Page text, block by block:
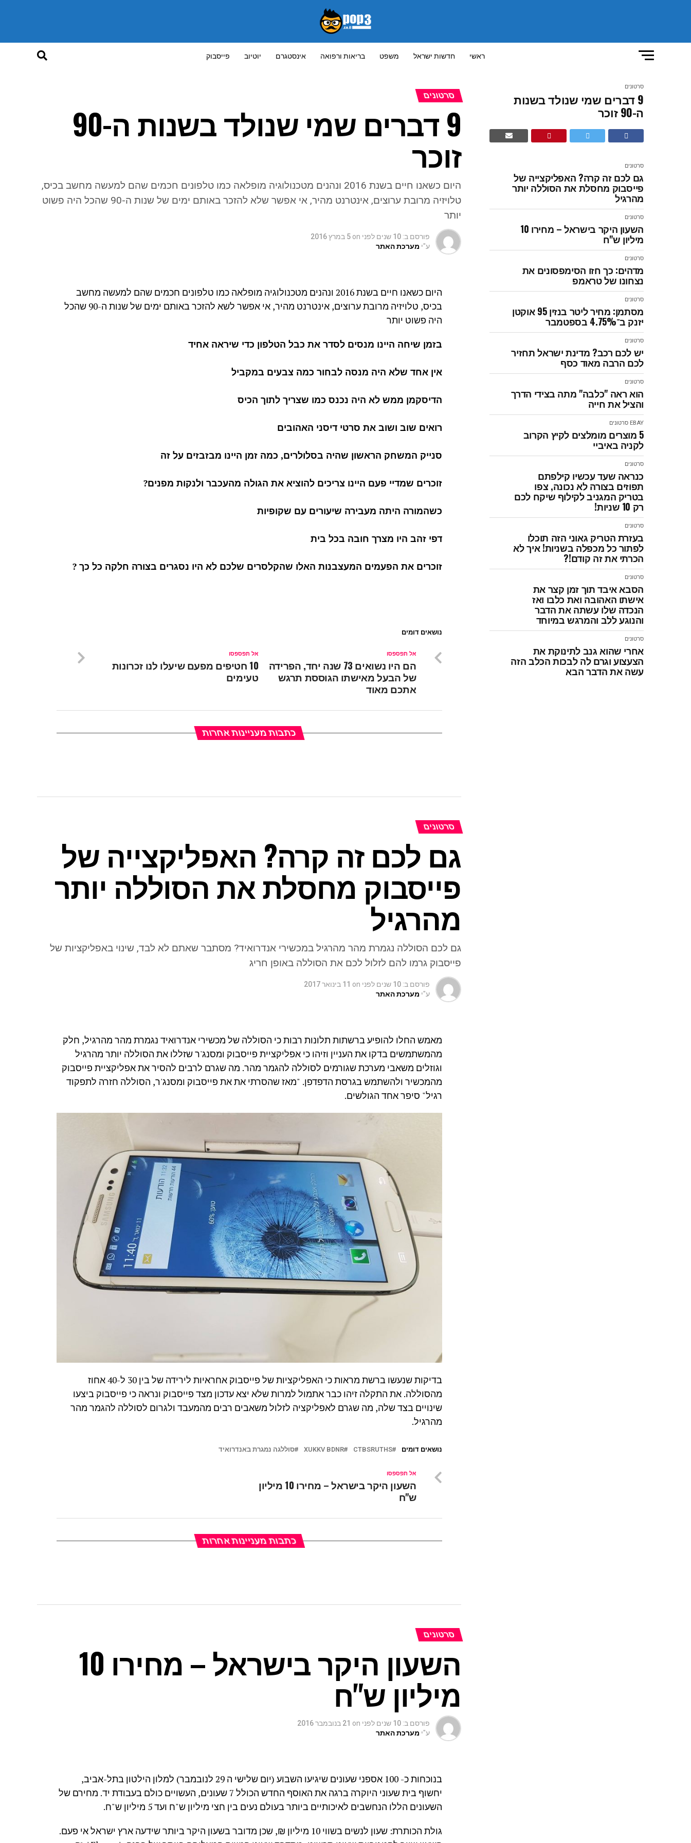
ראשי חדשות ישראל משפט בריאות ורפואה אינסטגרם יוטיוב פייסבוק
סרטונים
9 דברים שמי שנולד בשנות
ה-90 זוכר
סרטונים
גם לכם זה קרה? האפליקצייה של
פייסבוק מחסלת את הסוללה יותר
מהרגיל
סרטונים
השעון היקר בישראל – מחירו 10
מיליון ש"ח
סרטונים
מדהים: כך חזו הסימפסונים את
נצחונו של טראמפ
סרטונים
מסתמן: מחיר ליטר בנזין 95 אוקטן
יזנק ב־4.75% בספטמבר
סרטונים
יש לכם רכב? מדינת ישראל תחזיר
לכם הרבה מאוד כסף
סרטונים
הוא ראה "כלבה" מתה בצידי הדרך
והציל את חייה
EBAY סרטונים
5 מוצרים מומלצים לקיץ הקרוב
לקניה באיביי
סרטונים
כנראה שעד עכשיו קילפתם
תפוזים בצורה לא נכונה, צפו
בטריק המגניב לקילוף שיקח לכם
רק 10 שניות!
סרטונים
בעזרת הטריק גאוני הזה תוכלו
לפתור כל מכפלה בשניות! איך לא
הכרתי את זה קודם!?
סרטונים
הסבא איבד תוך זמן קצר את
אישתו האהובה ואת כלבו ואז
הנכדה שלו עשתה את הדבר
והנוגע ללב והמרגש במיוחד
סרטונים
אחרי שהוא גנב לתינוקת את
הצעצוע וגרם לה לבכות הכלב הזה
עשה את הדבר הבא
סרטונים
9 דברים שמי שנולד בשנות ה-90
זוכר
היום כשאנו חיים בשנת 2016 ונהנים מטכנולוגיה מופלאה כמו טלפונים חכמים שהם למעשה מחשב בכיס,
טלויזיה מרובת ערוצים, אינטרנט מהיר, אי אפשר שלא להזכר באותם ימים של שנות ה-90 שהכל היה פשוט
יותר
פורסם ב: 10 שנים לפני on 5 במרץ 2016
ע"י מערכת האתר
היום כשאנו חיים בשנת 2016 ונהנים מטכנולוגיה מופלאה כמו טלפונים חכמים שהם למעשה מחשב
בכיס, טלויזיה מרובת ערוצים, אינטרנט מהיר, אי אפשר לשא להזכר באותם ימים של שנות ה-90 שהכל
היה פשוט יותר
בזמן שיחה היינו מנסים לסדר את כבל הטלפון כדי שיראה אחיד
אין אחד שלא היה מנסה לבחור כמה צבעים במקביל
הדיסקמן ממש לא היה נכנס כמו שצריך לתוך הכיס
רואים שוב ושוב את סרטי דיסני האהובים
סנייק המשחק הראשון שהיה בסלולרים, כמה זמן היינו מבזבזים על זה
זוכרים שמדיי פעם היינו צריכים להוציא את הגולה מהעכבר ולנקות מפנים?
כשהמורה היתה מעבירה שיעורים עם שקופיות
דפי זהב היו מצרך חובה בכל בית
זוכרים את הפעמים המעצבנות האלו שהקלסרים שלכם לא היו נסגרים בצורה חלקה כל כך ?
נושאים דומים
אל תפספסו
10 חטיפים מפעם שיעלו לנו זכרונות
טעימים
אל תפספסו
הם היו נשואים 73 שנה יחד, הפרידה
של הבעל מאישתו הגוססת תרגש
אתכם מאוד
כתבות מעניינות אחרות
סרטונים
גם לכם זה קרה? האפליקצייה של
פייסבוק מחסלת את הסוללה יותר
מהרגיל
גם לכם הסוללה נגמרת מהר מהרגיל במכשירי אנדרואיד? מסתבר שאתם לא לבד, שינוי באפליקציות של
פייסבוק גרמו להם לזלול לכם את הסוללה באופן חריג
פורסם ב: 10 שנים לפני on 11 בינואר 2017
ע"י מערכת האתר
מאמש החלו להופיע ברשתות תלונות רבות כי הסוללה של מכשירי אנדרואיד נגמרת מהר מהרגיל, חלק
מהמשתמשים בדקו את העניין וזיהו כי אפליקציית פייסבוק ומסנג'ר שזללו את הסוללה יותר מהרגיל
וגוזלים משאבי מערכת שגורמים לסוללה להגמר מהר. מה שגרם לרבים להסיר את אפליקציית פייסבוק
מהמכשיר ולהשתמש בגרסת הדפדפן. "מאז שהסרתי את את פייסבוק ומסנג'ר, הסוללה חזרה לתפקוד
רגיל" סיפר אחד הגולשים.
בדיקות שנעשו ברשת מראות כי האפליקציות של פייסבוק אחראיות לירידה של בין 30 ל-40 אחוז
מהסוללה. את התקלה זיהו כבר אתמול למרות שלא יצא עדכון מצד פייסבוק ונראה כי פייסבוק ביצעו
שינויים בצד שלה, מה שגרם לאפליקציה לזלול משאבים רבים מהמעבד ולגרום לסוללה להגמר מהר
מהרגיל.
נושאים דומים CTBSRUTHS
XUKKV BDNR סוללגה נמגרת באנדרואיד
אל תפספסו
השעון היקר בישראל – מחירו 10 מיליון
ש"ח
כתבות מעניינות אחרות
סרטונים
השעון היקר בישראל – מחירו 10
מיליון ש"ח
פורסם ב: 10 שנים לפני on 21 בנובמבר 2016
ע"י מערכת האתר
בנוכחות כ- 100 אספני שעונים שיגיעו השבוע (יום שלישי ה 29 לנובמבר) למלון הילטון בתל-אביב,
יחשוף בית שעוני היוקרה ברגה את האוסף החדש הכולל 7 שעונים, העשויים כולם בעבודת יד. מחירם של
השעונים הללו הנחשבים לאיכותיים ביותר בעולם נעים בין חצי מיליון ש"ח ועד 5 מיליון ש"ח.
גולת הכותרת: שעון לנשים בשווי 10 מיליון ₪, שכן מדובר בשעון היקר ביותר שידעה ארץ ישראל אי פעם.